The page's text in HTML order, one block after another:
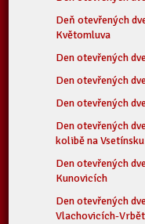
Deň otevřených
Květomluva
Den otevřených
Den otevřených
Den otevřených
Den otevřených
kolibě na Vsetínsku
Den otevřených
Kunovicích
Den otevřených
Vlachovicích-